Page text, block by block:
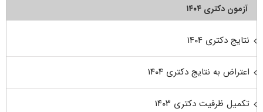
آزمون دکتری ۱۴۰۴
نتایج دکتری ۱۴۰۴
اعتراض به نتایج دکتری ۱۴۰۴
تکمیل ظرفیت دکتری ۱۴۰۳